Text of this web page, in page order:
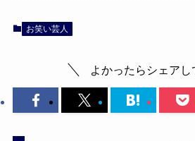
お笑い芸人
よかったらシェアし